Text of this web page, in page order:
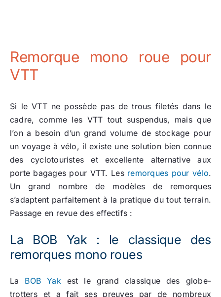
Remorque mono roue pour
VTT
Si le VTT ne possède pas de trous filetés dans le
cadre, comme les VTT tout suspendus, mais que
l’on a besoin d’un grand volume de stockage pour
un voyage à vélo, il existe une solution bien connue
des cyclotouristes et excellente alternative aux
porte bagages pour VTT. Les remorques pour vélo.
Un grand nombre de modèles de remorques
s’adaptent parfaitement à la pratique du tout terrain.
Passage en revue des effectifs :
La BOB Yak : le classique des
remorques mono roues
La BOB Yak
est le grand classique des globe-
trotters et a fait ses preuves par de nombreux